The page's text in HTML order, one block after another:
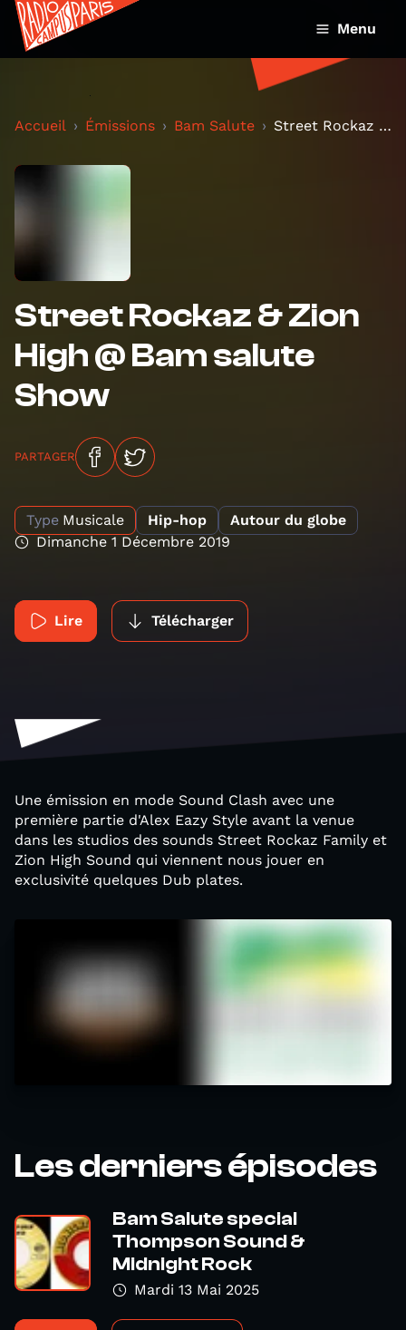
Menu
Accueil Émissions Bam Salute Street Rockaz & Zion High @ Bam salute Show
Street Rockaz & Zion
High @ Bam salute
Show
PARTAGER
Type Musicale Hip-hop
Autour du globe
Dimanche 1 Décembre 2019
Lire Télécharger
Une émission en mode Sound Clash avec une
première partie d'Alex Eazy Style avant la venue
dans les studios des sounds Street Rockaz Family et
Zion High Sound qui viennent nous jouer en
exclusivité quelques Dub plates.
Les derniers épisodes
Bam Salute special
Thompson Sound &
Midnight Rock
Mardi 13 Mai 2025